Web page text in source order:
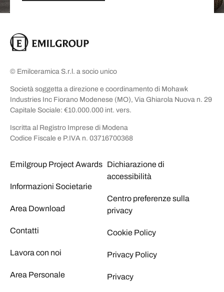
© Emilceramica S.r.l. a socio unico
Società soggetta a direzione e coordinamento di Mohawk
Industries Inc Fiorano Modenese (MO), Via Ghiarola Nuova n. 29
Capitale Sociale: €10.000.000 int. vers.
Iscritta al Registro Imprese di Modena
Codice Fiscale e P.IVA n. 03716700368
Emilgroup Project Awards
Informazioni Societarie
Area Download
Contatti
Lavora con noi
Area Personale
Dichiarazione di
accessibilità
Centro preferenze sulla
privacy
Cookie Policy
Privacy Policy
Privacy